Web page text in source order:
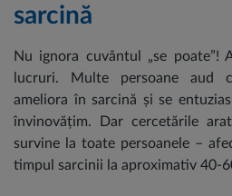
sarcină
Nu ignora cuvântul „se poate”!
lucruri. Multe persoane aud
ameliora în sarcină și se
învinovățim. Dar cercetările
survine la toate persoanele –
timpul sarcinii la aproximativ 40-